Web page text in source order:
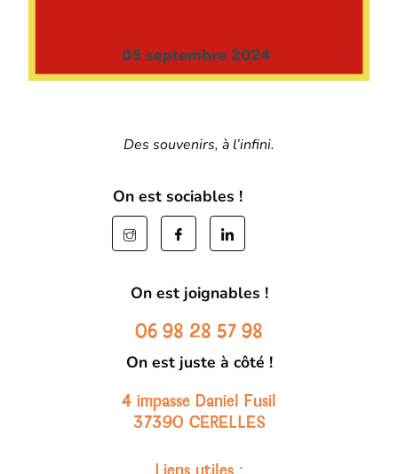
Des souvenirs, à l’infini.
On est sociables !
On est joignables !
06 98 28 57 98
On est juste à côté !
4 impasse Daniel Fusil
37390 CERELLES